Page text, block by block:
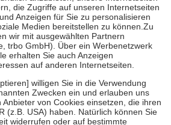
mindestens jedochfünf Euround
sind jedoch nie mehr als die tatsächlichen
auch für Online-Apotheken.
Krankenpflege beträgt die
Kosten sowie zehn Euro je
für ihre eigene Gesundheit zu
Stellung der Familie zu unterstützen,
an bei: